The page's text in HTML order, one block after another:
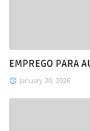
EMPREGO PARA
January 20, 2026